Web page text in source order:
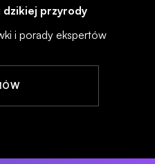
dzikiej przyrody
i porady ekspertów